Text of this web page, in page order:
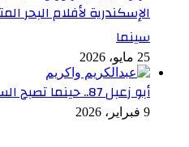
الإسكندرية لأفلام البحر
سينما
25 مايو، 2026
أبو زعبل 87.. حينما تصبح السينما علاجا للنفس
9 فبراير، 2026